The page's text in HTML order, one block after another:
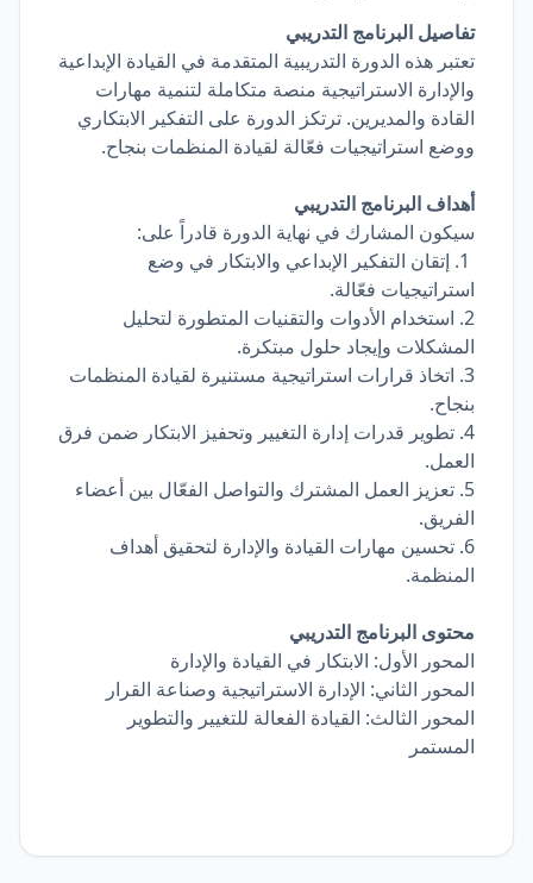
تفاصيل البرنامج التدريبي
تعتبر هذه الدورة التدريبية المتقدمة في القيادة الإبداعية
والإدارة الاستراتيجية منصة متكاملة لتنمية مهارات
القادة والمديرين. ترتكز الدورة على التفكير الابتكاري
ووضع استراتيجيات فعّالة لقيادة المنظمات بنجاح.
أهداف البرنامج التدريبي
سيكون المشارك في نهاية الدورة قادراً على:
1. إتقان التفكير الإبداعي والابتكار في وضع
استراتيجيات فعّالة.
2. استخدام الأدوات والتقنيات المتطورة لتحليل
المشكلات وإيجاد حلول مبتكرة.
3. اتخاذ قرارات استراتيجية مستنيرة لقيادة المنظمات
بنجاح.
4. تطوير قدرات إدارة التغيير وتحفيز الابتكار ضمن فرق
العمل.
5. تعزيز العمل المشترك والتواصل الفعّال بين أعضاء
الفريق.
6. تحسين مهارات القيادة والإدارة لتحقيق أهداف
المنظمة.
محتوى البرنامج التدريبي
المحور الأول: الابتكار في القيادة والإدارة
المحور الثاني: الإدارة الاستراتيجية وصناعة القرار
المحور الثالث: القيادة الفعالة للتغيير والتطوير
المستمر